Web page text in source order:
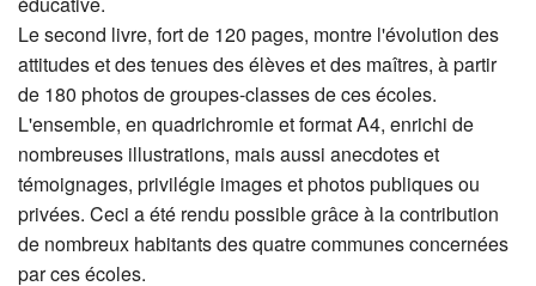
Le second livre, fort de 120 pages, montre l'évolution des
attitudes et des tenues des élèves et des maîtres, à partir
de 180 photos de groupes-classes de ces écoles.
L'ensemble, en quadrichromie et format A4, enrichi de
nombreuses illustrations, mais aussi anecdotes et
témoignages, privilégie images et photos publiques ou
privées. Ceci a été rendu possible grâce à la contribution
de nombreux habitants des quatre communes concernées
par ces écoles.